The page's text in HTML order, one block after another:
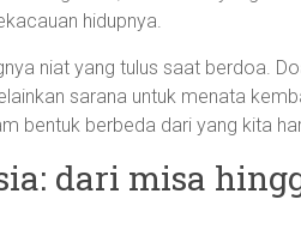
hidupnya.
niat yang tulus saat berdoa.
sarana untuk menata
bentuk berbeda dari yang kita
dari misa